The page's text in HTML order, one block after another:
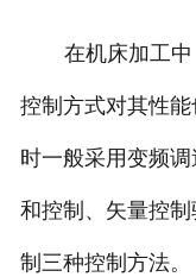
在机床加工
控制方式对其性
时一般采用变频
和控制、矢量控
制三种控制方法。